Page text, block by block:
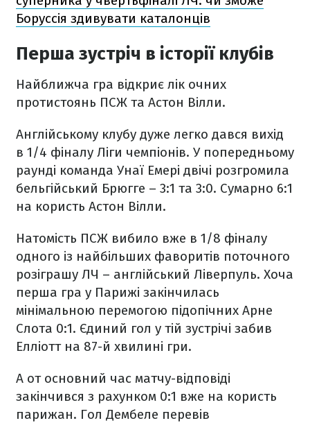
Боруссія здивувати каталонців
Перша зустріч в історії клубів
Найближча гра відкриє лік очних
протистоянь ПСЖ та Астон Вілли.
Англійському клубу дуже легко дався вихід
в 1/4 фіналу Ліги чемпіонів. У попередньому
раунді команда Унаї Емері двічі розгромила
бельгійський Брюгге – 3:1 та 3:0. Сумарно 6:1
на користь Астон Вілли.
Натомість ПСЖ вибило вже в 1/8 фіналу
одного із найбільших фаворитів поточного
розіграшу ЛЧ – англійський Ліверпуль. Хоча
перша гра у Парижі закінчилась
мінімальною перемогою підопічних Арне
Слота 0:1. Єдиний гол у тій зустрічі забив
Елліотт на 87-й хвилині гри.
А от основний час матчу-відповіді
закінчився з рахунком 0:1 вже на користь
парижан. Гол Дембеле перевів